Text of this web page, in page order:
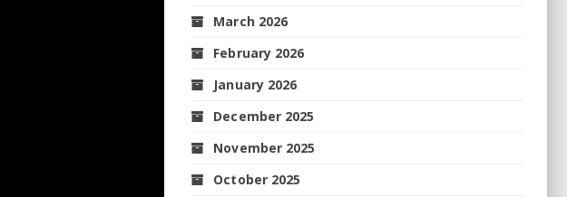
March 2026
February 2026
January 2026
December 2025
November 2025
October 2025